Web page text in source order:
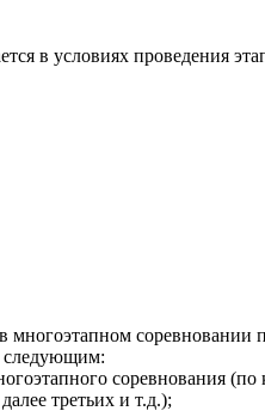
в условиях проведения
соревновании
следующим:
соревнования
третьих и т.д.);